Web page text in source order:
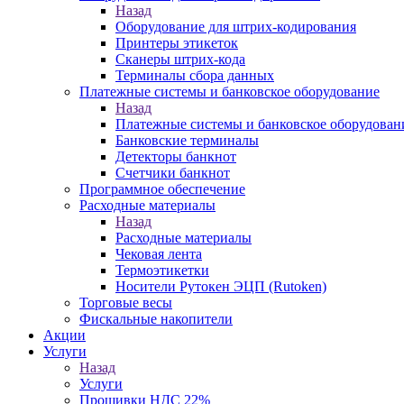
Назад
Оборудование для штрих-кодирования
Принтеры этикеток
Сканеры штрих-кода
Терминалы сбора данных
Платежные системы и банковское оборудование
Назад
Платежные системы и банковское
Банковские терминалы
Детекторы банкнот
Счетчики банкнот
Программное обеспечение
Расходные материалы
Назад
Расходные материалы
Чековая лента
Термоэтикетки
Носители Рутокен ЭЦП (Rutoken)
Торговые весы
Фискальные накопители
Акции
Услуги
Назад
Услуги
Прошивки НДС 22%